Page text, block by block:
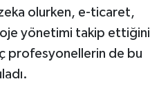
olurken, e-ticaret,
yönetimi takip ettiğini
profesyonellerin de bu